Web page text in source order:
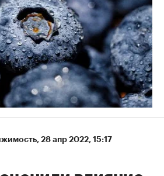
28 апр 2022, 15:17